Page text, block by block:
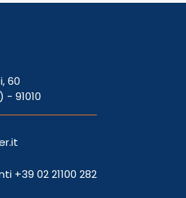
60
- 91010
+39 02 21100 282